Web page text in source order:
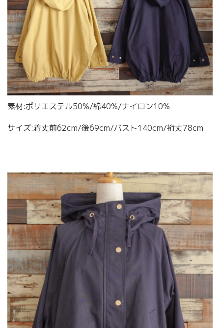
素材:ポリエステル50%/綿40%/ナイロン10%
サイズ:着丈前62cm/後69cm/バスト140cm/裄丈78cm